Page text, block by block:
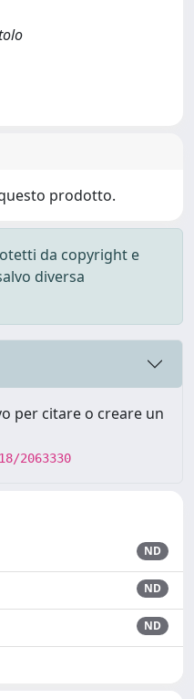
prodotto.
da copyright e
diversa
per citare o creare un
2063330
ND
ND
ND